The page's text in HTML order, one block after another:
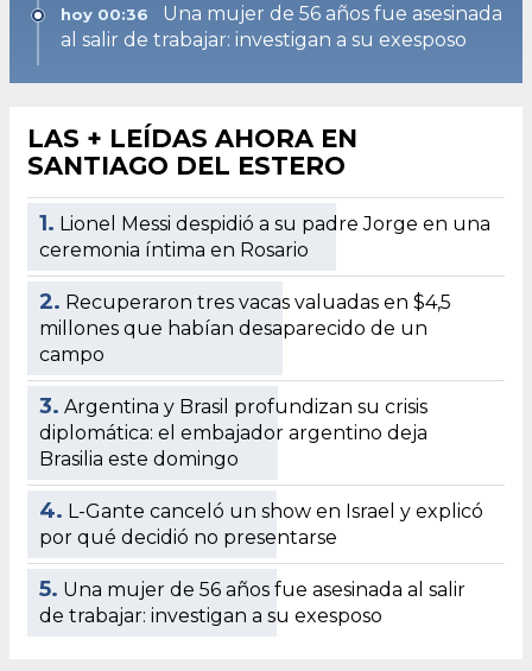
hoy 00:36
Una mujer de 56 años fue asesinada
al salir de trabajar: investigan a su exesposo
LAS + LEÍDAS AHORA EN
SANTIAGO DEL ESTERO
1. Lionel Messi despidió a su padre Jorge en una
ceremonia íntima en Rosario
2. Recuperaron tres vacas valuadas en $4,5
millones que habían desaparecido de un
campo
3. Argentina y Brasil profundizan su crisis
diplomática: el embajador argentino deja
Brasilia este domingo
4. L-Gante canceló un show en Israel y explicó
por qué decidió no presentarse
5. Una mujer de 56 años fue asesinada al salir
de trabajar: investigan a su exesposo